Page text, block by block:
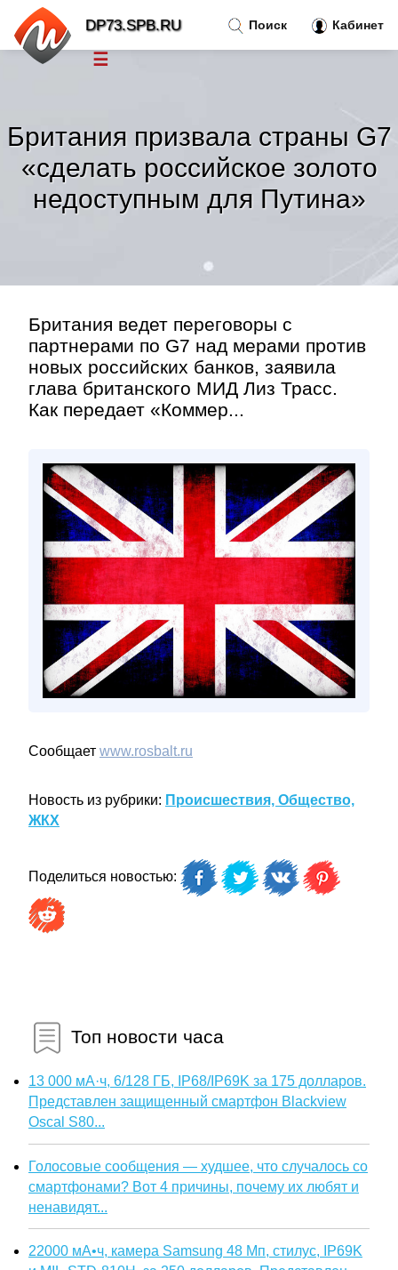
Британия призвала страны G7
«сделать российское золото
недоступным для Путина»
Британия ведет переговоры с
партнерами по G7 над мерами против
новых российских банков, заявила
глава британского МИД Лиз Трасс.
Как передает «Коммер...
Сообщает www.rosbalt.ru
Новость из рубрики: Происшествия, Общество,
ЖКХ
Поделиться новостью:
Топ новости часа
13 000 мА·ч, 6/128 ГБ, IP68/IP69K за 175 долларов.
Представлен защищенный смартфон Blackview
Oscal S80...
Голосовые сообщения — худшее, что случалось со
смартфонами? Вот 4 причины, почему их любят и
ненавидят...
22000 мА•ч, камера Samsung 48 Мп, стилус, IP69K
Поиск Кабинет
DP73.SPB.RU
☰
Тренды новостей »
Рубрики»